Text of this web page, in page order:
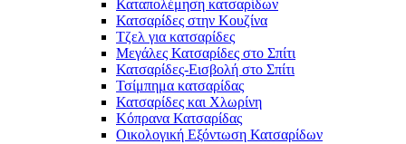
Καταπολέμηση κατσαρίδων
Κατσαρίδες στην Κουζίνα
Τζελ για κατσαρίδες
Μεγάλες Κατσαρίδες στο Σπίτι
Κατσαρίδες-Εισβολή στο Σπίτι
Τσίμπημα κατσαρίδας
Κατσαρίδες και Χλωρίνη
Κόπρανα Κατσαρίδας
Οικολογική Εξόντωση Κατσαρίδων